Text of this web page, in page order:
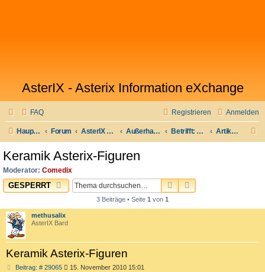
AsterIX - Asterix Information eXchange
FAQ Anmelden
Registrieren
Hauptseite Forum AsterIX auf Deutsch Außerhalb Galliens Betrifft: Comedix.de Artikel für die Comedix-Bibliothek
Keramik Asterix-Figuren
Moderator: Comedix
GESPERRT SUCHEERWEITERTE
3 Beiträge • Seite 1 von 1
methusalix
AsterIX Bard
Keramik Asterix-Figuren
Beitrag: # 29065B
15. November 2010 15:01